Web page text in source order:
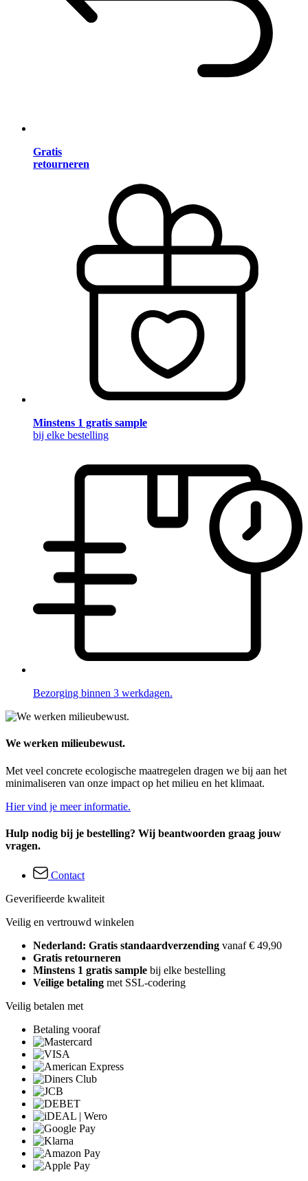
Gratis
retourneren
Minstens 1 gratis sample
bij elke bestelling
Bezorging binnen 3 werkdagen.
We werken milieubewust.
Met veel concrete ecologische maatregelen dragen we bij aan het
minimaliseren van onze impact op het milieu en het klimaat.
Hier vind je meer informatie.
Hulp nodig bij je bestelling? Wij beantwoorden graag jouw
vragen.
Contact
Geverifieerde kwaliteit
Veilig en vertrouwd winkelen
Nederland: Gratis standaardverzending vanaf € 49,90
Gratis retourneren
Minstens 1 gratis sample bij elke bestelling
Veilige betaling met SSL-codering
Veilig betalen met
Betaling vooraf